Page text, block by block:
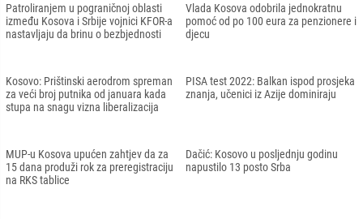
Patroliranjem u pograničnoj oblasti
između Kosova i Srbije vojnici KFOR-a
nastavljaju da brinu o bezbjednosti
Vlada Kosova odobrila jednokratnu
pomoć od po 100 eura za penzionere i
djecu
Kosovo: Prištinski aerodrom spreman
za veći broj putnika od januara kada
stupa na snagu vizna liberalizacija
PISA test 2022: Balkan ispod prosjeka
znanja, učenici iz Azije dominiraju
MUP-u Kosova upućen zahtjev da za
15 dana produži rok za preregistraciju
na RKS tablice
Dačić: Kosovo u posljednju godinu
napustilo 13 posto Srba